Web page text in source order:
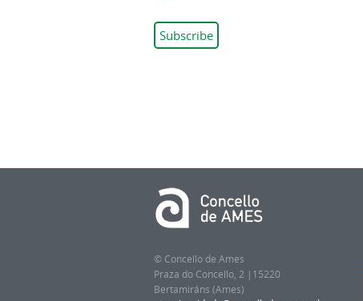
© Concello de Ames
Praza do Concello, 2 |15220
Bertamiráns (Ames)